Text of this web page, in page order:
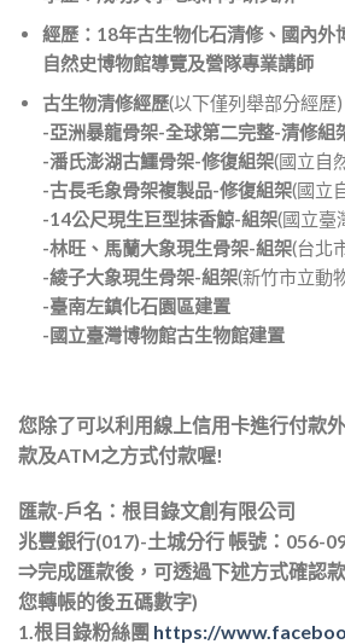
經歷：18年古生物化石清修、國內外
自然史博物館導覽及營隊專業講師
古生物清修經歷(以下僅列舉部分經歷)
-亞洲暴龍骨架-全球第二完整-清修組
-潘氏澎湖古鱷骨架-修復組架(國立自
-古長毛象骨架複製品-修復組架(國立
-14公尺現生巨型抹香鯨-組架(國立臺
-林旺、馬蘭大象現生骨架-組架(台北
-綾子大象現生骨架-組架(新竹市立動
-臺南左鎮化石園區建置
-國立臺灣博物館古生物館建置
您除了可以利用線上信用卡進行付款
款及ATM之方式付款喔!
匯款-戶名：根目錄文創有限公司
兆豐銀行(017)-土城分行 帳號：056-
⇒完成匯款後，可透過下述方式確認
您轉帳的後五碼數字)
1.根目錄粉絲團 https://